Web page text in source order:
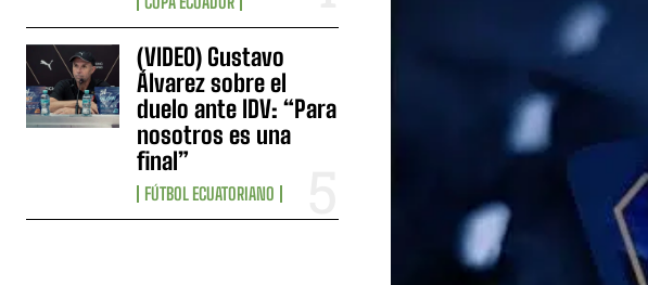
(VIDEO) Gustavo
Álvarez sobre el
duelo ante IDV: “Para
nosotros es una
final”
FÚTBOL ECUATORIANO